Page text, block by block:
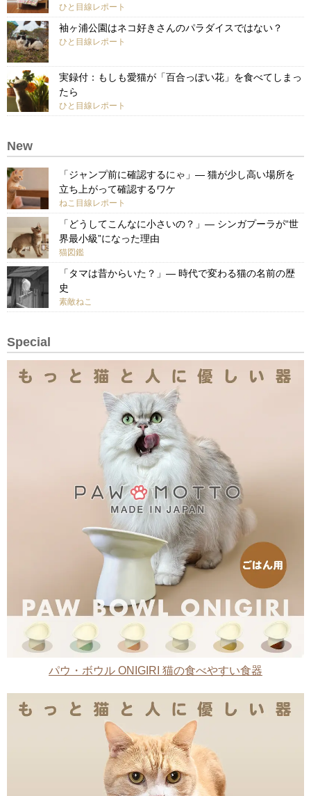
ひと目線レポート
袖ヶ浦公園はネコ好きさんのパラダイスではない？
ひと目線レポート
実録付：もしも愛猫が「百合っぽい花」を食べてしまっ
たら
ひと目線レポート
New
「ジャンプ前に確認するにゃ」— 猫が少し高い場所を
立ち上がって確認するワケ
ねこ目線レポート
「どうしてこんなに小さいの？」— シンガプーラが“世
界最小級”になった理由
猫図鑑
「タマは昔からいた？」— 時代で変わる猫の名前の歴
史
素敵ねこ
Special
パウ・ボウル ONIGIRI 猫の食べやすい食器